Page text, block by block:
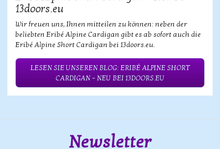
13doors.eu
Wir freuen uns, Ihnen mitteilen zu können: neben der
beliebten Eribé Alpine Cardigan gibt es ab sofort auch die
Eribé Alpine Short Cardigan bei 13doors.eu.
LESEN SIE UNSEREN BLOG: ERIBÉ ALPINE SHORT
CARDIGAN – NEU BEI 13DOORS.EU
Newsletter